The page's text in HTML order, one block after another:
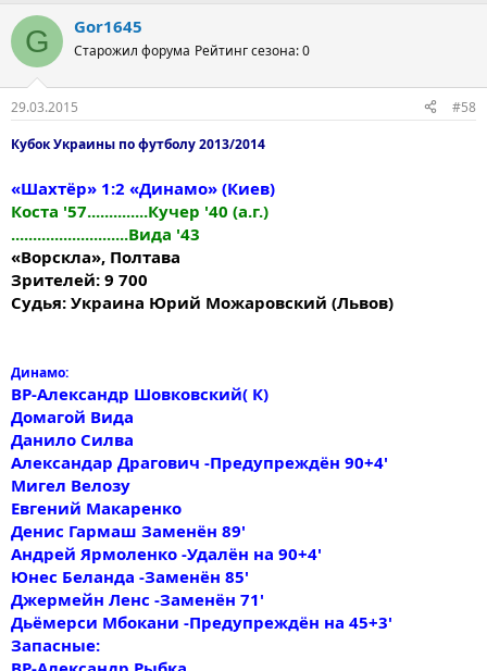
G Gor1645
Старожил форума Рейтинг сезона: 0
29.03.2015
#58
Кубок Украины по футболу 2013/2014
«Шахтёр» 1:2 «Динамо» (Киев)
Коста '57..............Кучер '40 (а.г.)
...........................Вида '43
«Ворскла», Полтава
Зрителей: 9 700
Судья: Украина Юрий Можаровский (Львов)
Динамо:
ВР-Александр Шовковский( К)
Домагой Вида
Данило Силва
Александар Драгович -Предупреждён 90+4'
Мигел Велозу
Евгений Макаренко
Денис Гармаш Заменён 89'
Андрей Ярмоленко -Удалён на 90+4'
Юнес Беланда -Заменён 85'
Джермейн Ленс -Заменён 71'
Дьёмерси Мбокани -Предупреждён на 45+3'
Запасные: